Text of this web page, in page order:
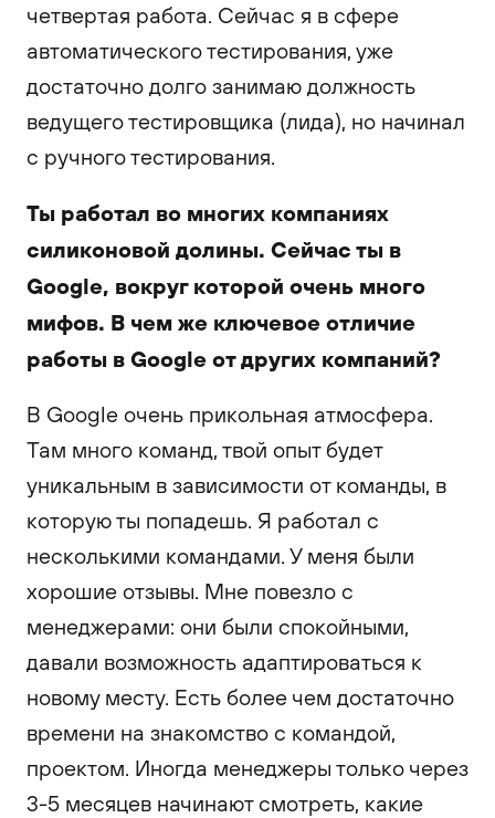
четвертая работа. Сейчас я в сфере
автоматического тестирования, уже
достаточно долго занимаю должность
ведущего тестировщика (лида), но начинал
с ручного тестирования.
Ты работал во многих компаниях
силиконовой долины. Сейчас ты в
Google, вокруг которой очень много
мифов. В чем же ключевое отличие
работы в Google от других компаний?
В Google очень прикольная атмосфера.
Там много команд, твой опыт будет
уникальным в зависимости от команды, в
которую ты попадешь. Я работал с
несколькими командами. У меня были
хорошие отзывы. Мне повезло с
менеджерами: они были спокойными,
давали возможность адаптироваться к
новому месту. Есть более чем достаточно
времени на знакомство с командой,
проектом. Иногда менеджеры только через
3-5 месяцев начинают смотреть, какие